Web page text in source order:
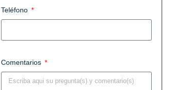
Teléfono
Comentarios